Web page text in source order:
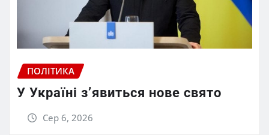
ПОЛІТИКА
У Україні з’явиться нове свято
Сер 6, 2026